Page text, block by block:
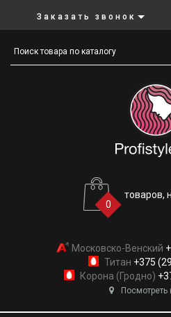
Заказать звонок
0
товаров,
Московско-Венский
Титан +375
Корона (Гродно)
Посмотреть